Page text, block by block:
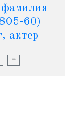
фамилия
60)
актер
-